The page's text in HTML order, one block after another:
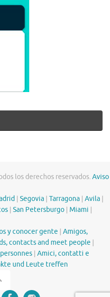
los derechos reservados.Aviso
Segovia Tarragona Avila
San Petersburgo Miami
y conocer gente
Amigos,
contacts and meet people
Amici, contatti e
und Leute treffen